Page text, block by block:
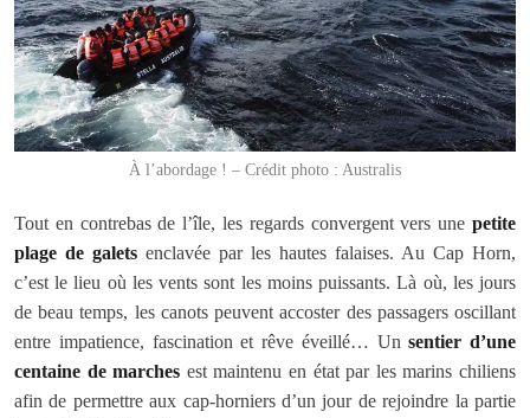
À l’abordage ! – Crédit photo : Australis
Tout en contrebas de l’île, les regards convergent vers une petite
plage de galets enclavée par les hautes falaises. Au Cap Horn,
c’est le lieu où les vents sont les moins puissants. Là où, les jours
de beau temps, les canots peuvent accoster des passagers oscillant
entre impatience, fascination et rêve éveillé… Unsentier d’une
centaine de marches est maintenu en état par les marins chiliens
afin de permettre aux cap-horniers d’un jour de rejoindre la partie